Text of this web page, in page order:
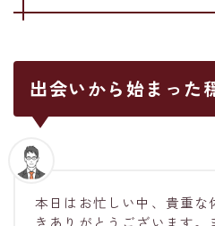
出会いから始まった
本日はお忙しい中、貴重な